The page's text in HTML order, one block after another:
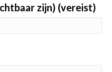
zijn) (vereist)